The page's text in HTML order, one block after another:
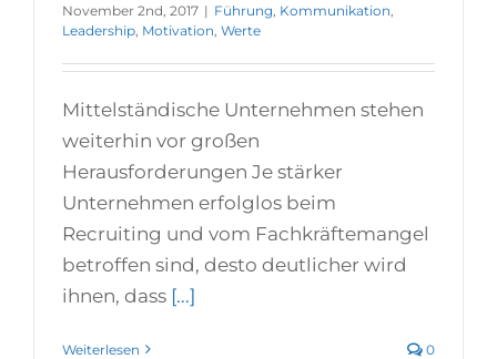
November 2nd, 2017 | Führung Kommunikation
Leadership Motivation Werte
Mittelständische Unternehmen stehen
weiterhin vor großen
Herausforderungen Je stärker
Unternehmen erfolglos beim
Recruiting und vom Fachkräftemangel
betroffen sind, desto deutlicher wird
ihnen, dass [...]
Weiterlesen 0